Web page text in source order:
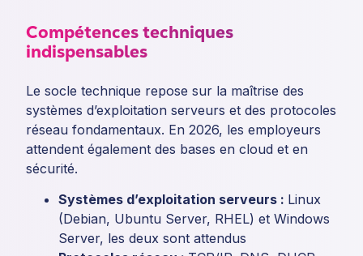
Compétences techniques
indispensables
Le socle technique repose sur la maîtrise des
systèmes d’exploitation serveurs et des protocoles
réseau fondamentaux. En 2026, les employeurs
attendent également des bases en cloud et en
sécurité.
Systèmes d’exploitation serveurs : Linux
(Debian, Ubuntu Server, RHEL) et Windows
Server, les deux sont attendus